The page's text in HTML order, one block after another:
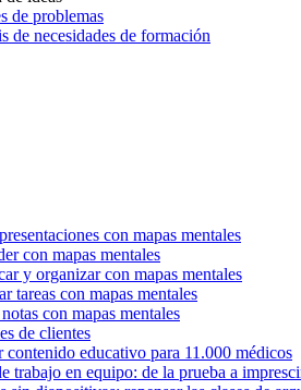
de problemas
de necesidades de formación
con mapas mentales
con mapas mentales
y organizar con mapas mentales
tareas con mapas mentales
con mapas mentales
de clientes
contenido educativo para 11.000 médicos
trabajo en equipo: de la prueba a